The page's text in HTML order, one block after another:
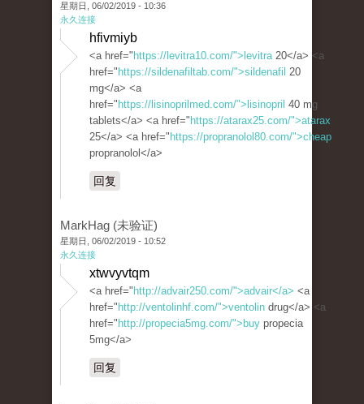
星期日, 06/02/2019 - 10:36
永久连接
hfivmiyb
<a href=" https://levitra10.com/">levitra20</a> <a
href=" https://sildenafiltab.com/">sildenafil 20
mg</a> <a
href=" https://lisinoprilmed.com/">lisinopril 40 mg
tablets</a> <a href=" https://atarax25.com/">atarax
25</a> <a href=" https://propranolol80.com/">cheap
propranolol</a>
回复
MarkHag (未验证)
星期日, 06/02/2019 - 10:52
永久连接
xtwvyvtqm
<a href=" http://advair250.com/">advair</a> <a
href=" http://ventolinhf.com/">ventolin drug</a> <a
href=" http://propecia5mg.com/">buy propecia
5mg</a>
回复